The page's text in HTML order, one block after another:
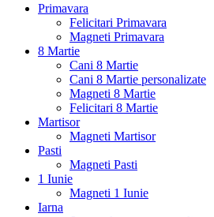
Primavara
Felicitari Primavara
Magneti Primavara
8 Martie
Cani 8 Martie
Cani 8 Martie personalizate
Magneti 8 Martie
Felicitari 8 Martie
Martisor
Magneti Martisor
Pasti
Magneti Pasti
1 Iunie
Magneti 1 Iunie
Iarna